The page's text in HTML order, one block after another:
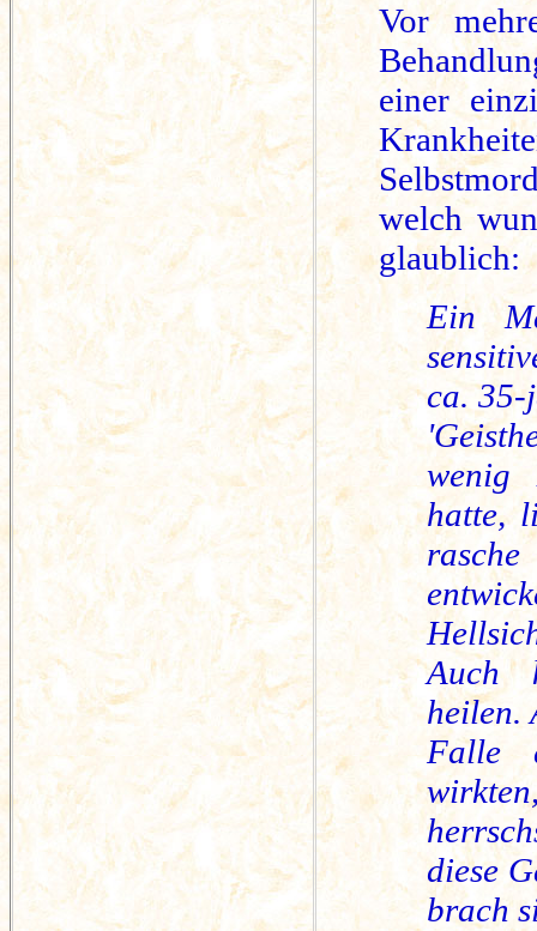
Vor
einer
welch
glaublich:
Ein
ca.
wenig
hatte,
Auch
heilen.
Falle
diese
brach